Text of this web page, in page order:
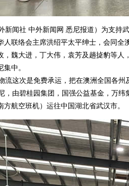
闻社 中外新闻网 悉尼报道）为支持
人联络会主席洪绍平太平绅士，会同
，魏大进，丁大伟，袁芳及趟㨗豹等
集中。
这次是免费承运，把在澳洲全国各州
由碧桂园集团，国强公益基金，万纬
方航空班机）运往中国湖北省武汉市。